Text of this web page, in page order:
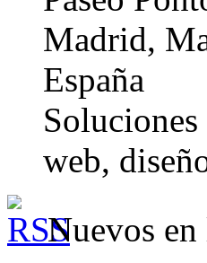
Madrid,
España
web,
Nuevos